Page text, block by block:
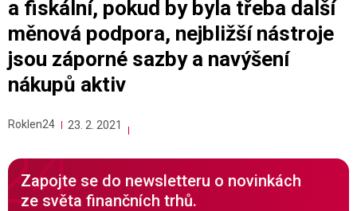
a fiskální, pokud by byla třeba další
měnová podpora, nejbližší nástroje
jsou záporné sazby a navýšení
nákupů aktiv
Roklen24 23. 2. 2021
Zapojte se do newsletteru o novinkách
ze světa finančních trhů.